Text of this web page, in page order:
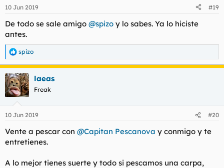
10 Jun 2019 #19
De todo se sale amigo @spizo y lo sabes. Ya lo hiciste
antes.
R
e
a
c
c
i
e
:
spizo
laeas
Freak
10 Jun 2019 #20
Vente a pescar con @Capitan Pescanova y conmigo y te
entretienes.
A lo mejor tienes suerte y todo si pescamos una carpa,